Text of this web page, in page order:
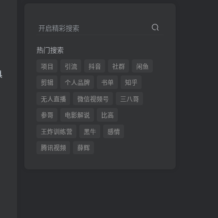
开启精彩搜索
热门搜索
项目 引流 抖音 社群
闲鱼
剪辑
个人品牌 书单
知乎
无人直播
微信视频号
三八哥
参哥
电影解说
比高
王炸训练营
黑牛
感情
腾讯视频
薛辉